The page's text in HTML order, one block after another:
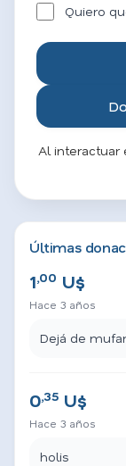
Quiero
Al interactuar
Últimas
1,00 U$
Hace 3 años
Dejá de
0,35 U$
Hace 3 años
holis